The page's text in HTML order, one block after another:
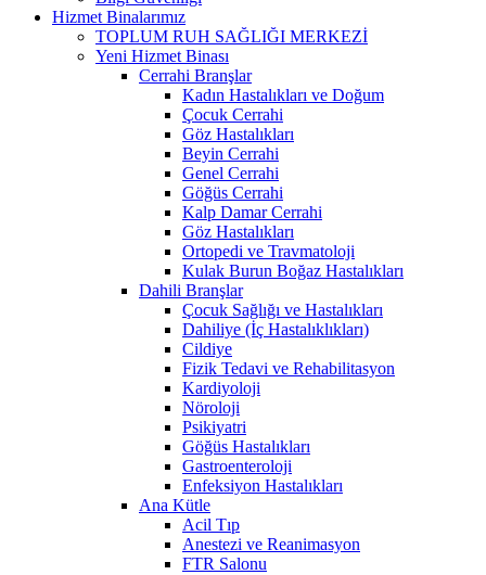
Hizmet Binalarımız
TOPLUM RUH SAĞLIĞI MERKEZİ
Yeni Hizmet Binası
Cerrahi Branşlar
Kadın Hastalıkları ve Doğum
Çocuk Cerrahi
Göz Hastalıkları
Beyin Cerrahi
Genel Cerrahi
Göğüs Cerrahi
Kalp Damar Cerrahi
Göz Hastalıkları
Ortopedi ve Travmatoloji
Kulak Burun Boğaz Hastalıkları
Dahili Branşlar
Çocuk Sağlığı ve Hastalıkları
Dahiliye (İç Hastalıklıkları)
Cildiye
Fizik Tedavi ve Rehabilitasyon
Kardiyoloji
Nöroloji
Psikiyatri
Göğüs Hastalıkları
Gastroenteroloji
Enfeksiyon Hastalıkları
Ana Kütle
Acil Tıp
Anestezi ve Reanimasyon
FTR Salonu